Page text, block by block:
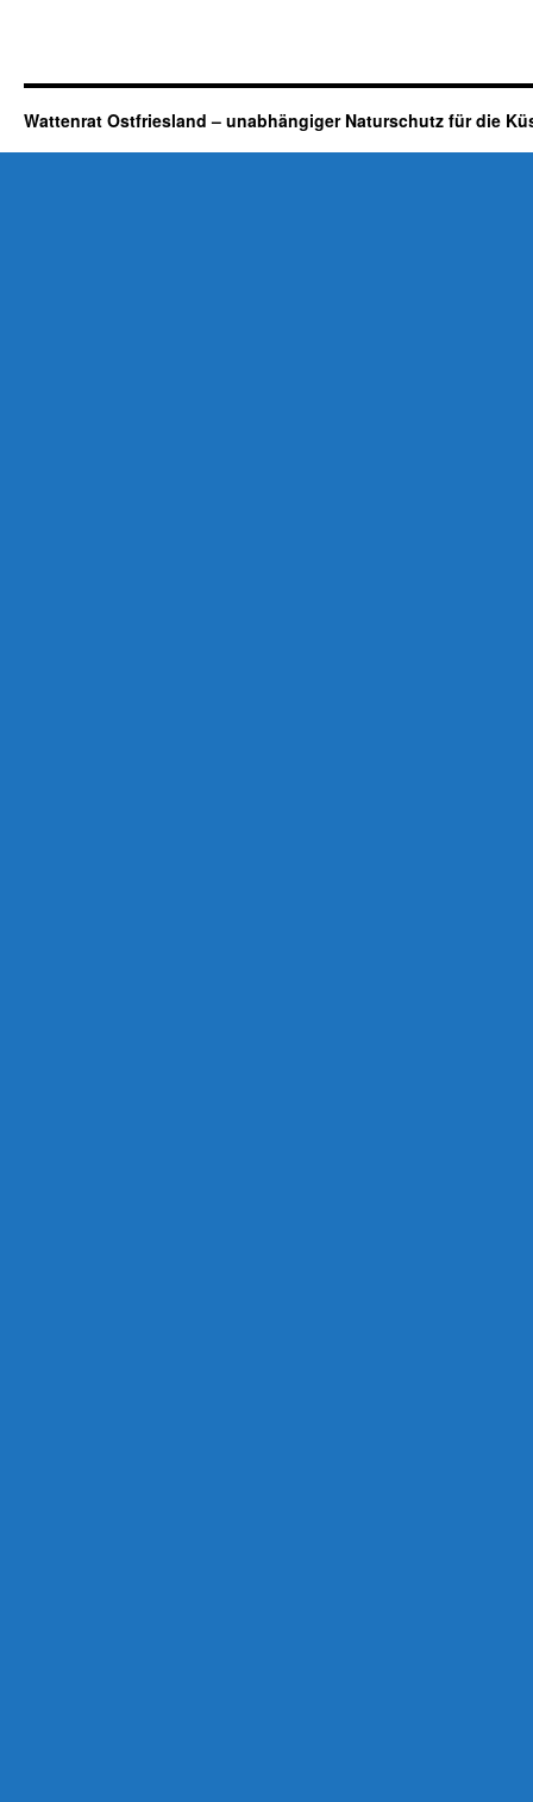
Wattenrat Ostfriesland – unabhängiger Naturschutz für die